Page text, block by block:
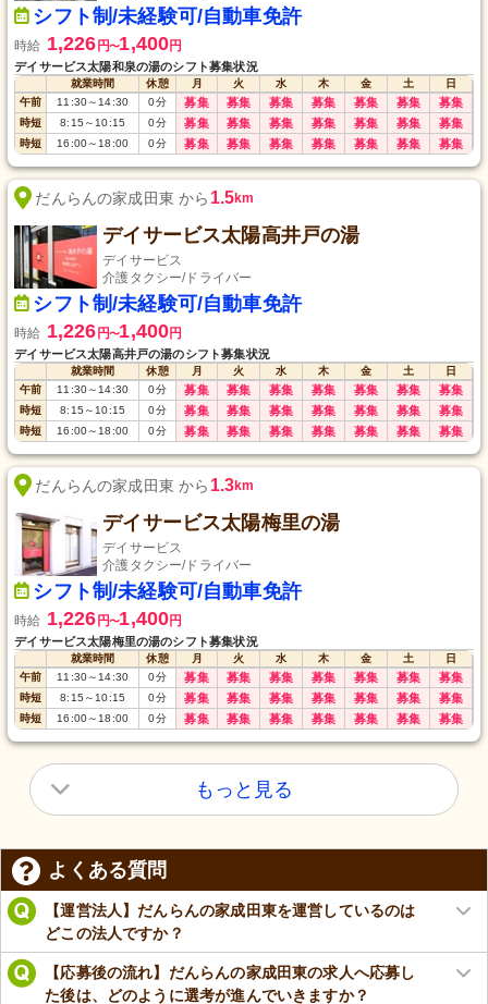
シフト制/未経験可/自動車免許
時給 1,226 円〜1,400円
デイサービス太陽和泉の湯のシフト募集状況
就業時間 休憩 月 火 水 木 金 土
日
午前
11:30～14:30 0分 募集 募集 募集 募集 募集 募集 募集
時短 8:15 ～10:15 0分 募集 募集 募集 募集 募集 募集 募集
時短 16:00～18:00 0分 募集 募集 募集 募集 募集 募集 募集
だんらんの家成田東 から 1.5km
デイサービス太陽高井戸の湯
デイサービス
介護タクシー/ドライバー
シフト制/未経験可/自動車免許
時給 1,226 円〜1,400円
デイサービス太陽高井戸の湯のシフト募集状況
就業時間 休憩 月 火 水 木 金 土
日
午前
11:30～14:30 0分 募集 募集 募集 募集 募集 募集 募集
時短 8:15 ～10:15 0分 募集 募集 募集 募集 募集 募集 募集
時短 16:00～18:00 0分 募集 募集 募集 募集 募集 募集 募集
だんらんの家成田東 から 1.3km
デイサービス太陽梅里の湯
デイサービス
介護タクシー/ドライバー
シフト制/未経験可/自動車免許
時給 1,226 円〜1,400円
デイサービス太陽梅里の湯のシフト募集状況
就業時間 休憩 月 火 水 木 金 土
日
午前
11:30～14:30 0分 募集 募集 募集 募集 募集 募集 募集
時短 8:15 ～10:15 0分 募集 募集 募集 募集 募集 募集 募集
時短 16:00～18:00 0分 募集 募集 募集 募集 募集 募集 募集
もっと見る
よくある質問
【運営法人】だんらんの家成田東を運営しているのは
どこの法人ですか？
【応募後の流れ】だんらんの家成田東の求人へ応募し
た後は、どのように選考が進んでいきますか？